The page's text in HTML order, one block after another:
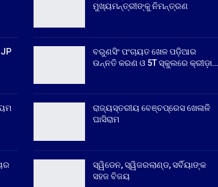
ମୁଖ୍ୟମନ୍ତ୍ରୀଙ୍କୁ ନିମନ୍ତ୍ରଣ
ବରୁଣସିଂ ପଂଚାୟତ ଖେଳ ପଡ଼ିଆର
ଉନ୍ନତି କରଣ ଓ 5T ସ୍କୁଲରେ କ୍ରୀଡ଼ା…
ରାଜ୍ୟସ୍ତରୀୟ ବେଞ୍ଚପ୍ରେସ ଖେଳାଳି
ଘାସିରାମ
ସ୍ୱିଡେନ, ସ୍ୱିଜରଲାଣ୍ଡ, ସର୍ବିୟାଙ୍କ
ସହଜ ବିଜୟ